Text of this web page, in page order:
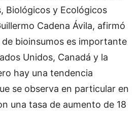
Biológicos y Ecológicos
Cadena Ávila, afirmó
bioinsumos es importante
Unidos, Canadá y la
hay una tendencia
se observa en particular en
una tasa de aumento de 18